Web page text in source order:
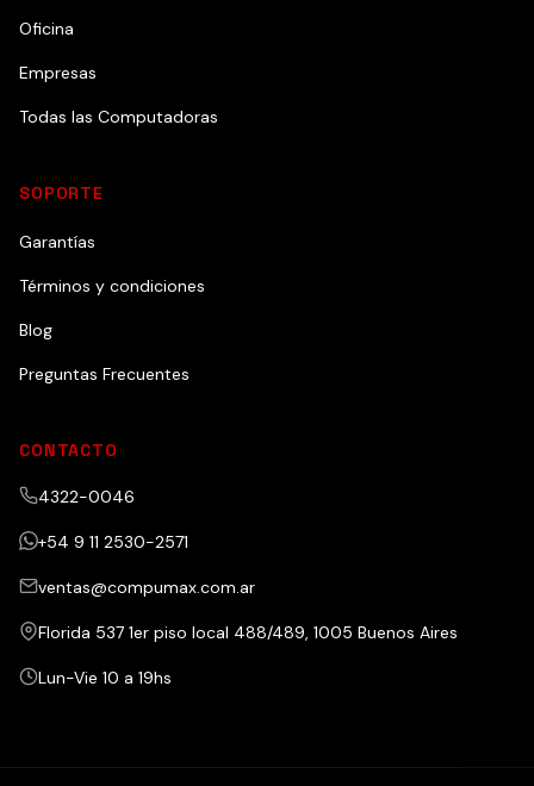
Oficina
Empresas
Todas las Computadoras
SOPORTE
Garantías
Términos y condiciones
Blog
Preguntas Frecuentes
CONTACTO
4322-0046
+54 9 11 2530-2571
ventas@compumax.com.ar
Florida 537 1er piso local 488/489, 1005 Buenos Aires
Lun-Vie 10 a 19hs